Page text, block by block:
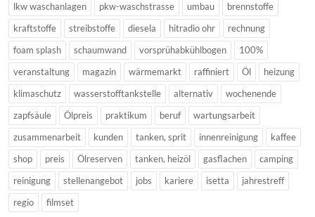
lkw waschanlagen
pkw-waschstrasse umbau
brennstoffe
kraftstoffe
streibstoffe diesela hitradio ohr
rechnung
foam splash
schaumwand vorsprühabkühlbogen
100%
veranstaltung
magazin wärmemarkt raffiniert Öl
heizung
klimaschutz
wasserstofftankstelle alternativ
wochenende
zapfsäule
Ölpreis praktikum beruf
wartungsarbeit
zusammenarbeit
kunden tanken, sprit innenreinigung
kaffee
shop
preis Ölreserven tanken, heizöl gasflachen
camping
reinigung
stellenangebot jobs kariere isetta
jahrestreff
regio
filmset